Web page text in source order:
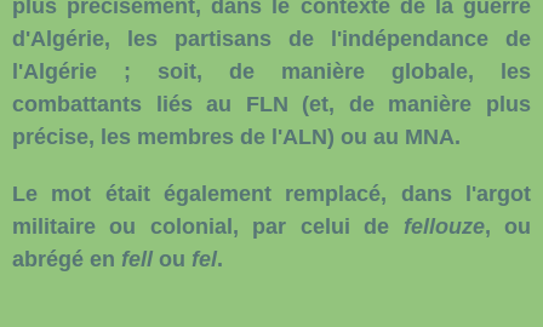
plus précisément, dans le contexte de la guerre
d'Algérie, les partisans de l'indépendance de
l'Algérie ; soit, de manière globale, les
combattants liés au FLN (et, de manière plus
précise, les membres de l'ALN) ou au MNA.
Le mot était également remplacé, dans l'argot
militaire ou colonial, par celui de fellouze, ou
abrégé en fell ou fel.